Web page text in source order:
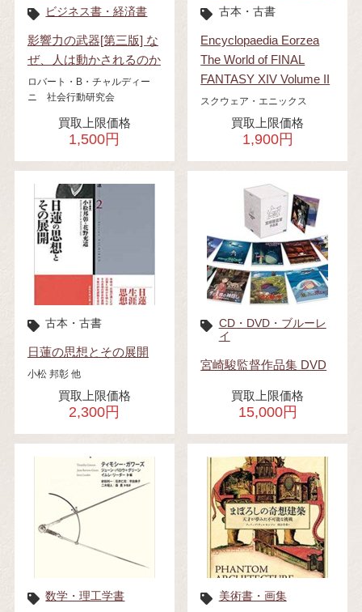
ビジネス書・経済書
影響力の武器[第三版] な
ぜ、人は動かされるのか
ロバート・B・チャルディー
ニ 社会行動研究会
買取上限価格
1,500円
古本・古書
Encyclopaedia Eorzea
The World of FINAL
FANTASY XIV Volume II
スクウェア・エニックス
買取上限価格
1,900円
古本・古書
日蓮の思想とその展開
小松 邦彰 他
買取上限価格
2,300円
CD・DVD・ブルーレ
イ
宮崎駿監督作品集 DVD
買取上限価格
15,000円
数学・理工学書 美術書・画集